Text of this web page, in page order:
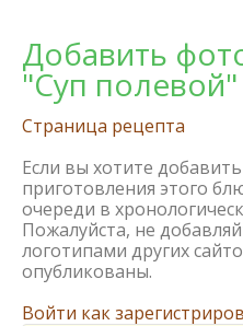
Добавить
"Суп полевой"
Страница рецепта
Если вы хотите
приготовления этого
очереди в
Пожалуйста, не
логотипами других
опубликованы.
Войти как